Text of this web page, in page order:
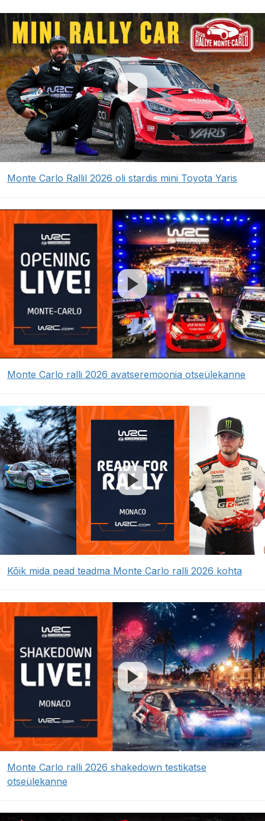
Monte Carlo Rallil 2026 oli stardis mini Toyota Yaris
Monte Carlo ralli 2026 avatseremoonia otseülekanne
Kõik mida pead teadma Monte Carlo ralli 2026 kohta
Monte Carlo ralli 2026 shakedown testikatse
otseülekanne